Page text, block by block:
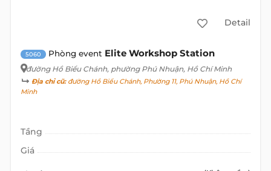
Detail
5060 Phòng event Elite Workshop Station
đường Hồ Biểu Chánh, phường Phú Nhuận, Hồ Chí Minh
Địa chỉ cũ:đường Hồ Biểu Chánh, Phường 11, Phú Nhuận, Hồ Chí
Minh
Tầng
Giá